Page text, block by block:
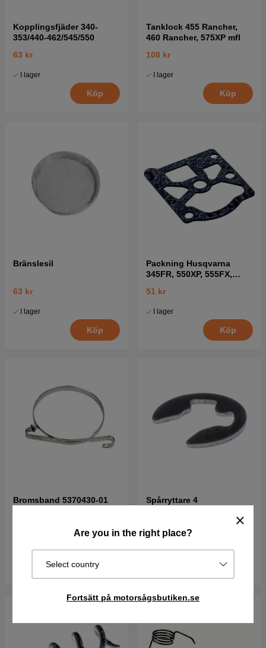
Are you in the right place?
Select country
Fortsätt på motorsågsbutiken.se
Kopplingsfjäder 340-
353/440-462/545/550
63 kr
I lager
Köp
Tanklock 455 Rancher,
460 Rancher, 575XP mfl
108 kr
I lager
Köp
Bränslesil
63 kr
I lager
Köp
Packning Husqvarna
345FR, 550XP, 555FX,
51 kr
I lager
Köp
Bromsband 5370430-01
I lager
Köp
Spårryttare 4
9 kr
I lager
Köp